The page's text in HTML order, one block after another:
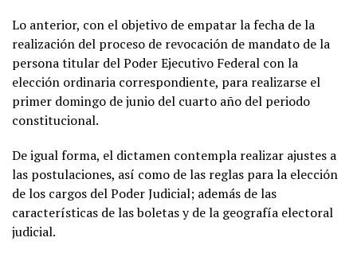
Lo anterior, con el objetivo de empatar la fecha de la
realización del proceso de revocación de mandato de la
persona titular del Poder Ejecutivo Federal con la
elección ordinaria correspondiente, para realizarse el
primer domingo de junio del cuarto año del periodo
constitucional.
De igual forma, el dictamen contempla realizar ajustes a
las postulaciones, así como de las reglas para la elección
de los cargos del Poder Judicial; además de las
características de las boletas y de la geografía electoral
judicial.